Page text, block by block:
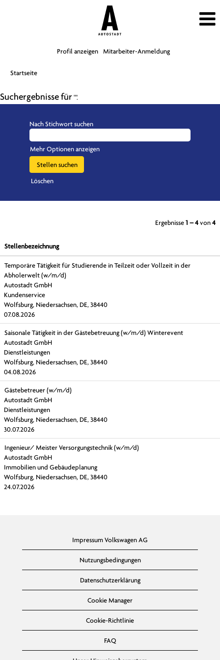
Profil anzeigen Mitarbeiter-Anmeldung
Startseite
Suchergebnisse für"".
Nach Stichwort suchen
Mehr Optionen anzeigen
Löschen
Ergebnisse1 – 4von4
Stellenbezeichnung
Temporäre Tätigkeit für Studierende in Teilzeit oder Vollzeit in der
Abholerwelt (w/m/d)
Autostadt GmbH
Kundenservice
Wolfsburg, Niedersachsen, DE, 38440
07.08.2026
Saisonale Tätigkeit in der Gästebetreuung (w/m/d) Winterevent
Autostadt GmbH
Dienstleistungen
Wolfsburg, Niedersachsen, DE, 38440
04.08.2026
Gästebetreuer (w/m/d)
Autostadt GmbH
Dienstleistungen
Wolfsburg, Niedersachsen, DE, 38440
30.07.2026
Ingenieur/ Meister Versorgungstechnik (w/m/d)
Autostadt GmbH
Immobilien und Gebäudeplanung
Wolfsburg, Niedersachsen, DE, 38440
24.07.2026
Impressum Volkswagen AG
Nutzungsbedingungen
Datenschutzerklärung
Cookie Manager
Cookie-Richtlinie
FAQ